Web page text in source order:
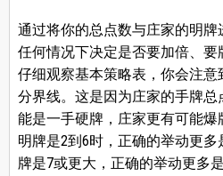
通过将你的总点数与庄家的明
任何情况下决定是否要加倍、
仔细观察基本策略表，你会注意
分界线。这是因为庄家的手牌
能是一手硬牌，庄家更有可能
明牌是2到6时，正确的举动更
牌是7或更大，正确的举动更多